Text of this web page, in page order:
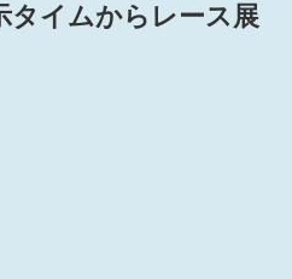
タイムからレース展